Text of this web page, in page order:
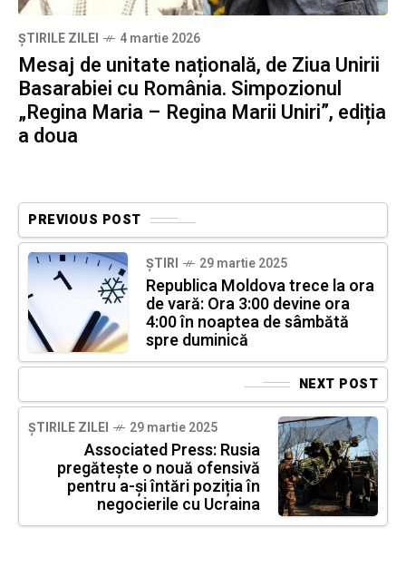
ȘTIRILE ZILEI 4 martie 2026
Mesaj de unitate națională, de Ziua Unirii
Basarabiei cu România. Simpozionul
„Regina Maria – Regina Marii Uniri”, ediția
a doua
PREVIOUS POST
ȘTIRI 29 martie 2025
Republica Moldova trece la ora
de vară: Ora 3:00 devine ora
4:00 în noaptea de sâmbătă
spre duminică
NEXT POST
ȘTIRILE ZILEI 29 martie 2025
Associated Press: Rusia
pregătește o nouă ofensivă
pentru a-și întări poziția în
negocierile cu Ucraina